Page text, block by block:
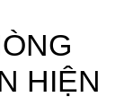
HIỆN